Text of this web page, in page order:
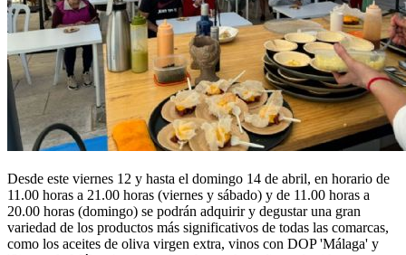
Desde este viernes 12 y hasta el domingo 14 de abril, en horario de
11.00 horas a 21.00 horas (viernes y sábado) y de 11.00 horas a
20.00 horas (domingo) se podrán adquirir y degustar una gran
variedad de los productos más significativos de todas las comarcas,
como los aceites de oliva virgen extra, vinos con DOP 'Málaga' y